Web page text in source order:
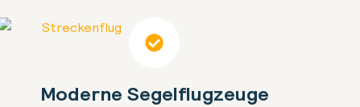
Moderne Segelflugzeuge